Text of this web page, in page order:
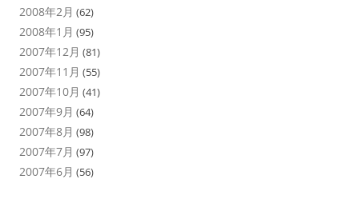
2008年2月 (62)
2008年1月 (95)
2007年12月 (81)
2007年11月 (55)
2007年10月 (41)
2007年9月 (64)
2007年8月 (98)
2007年7月 (97)
2007年6月 (56)